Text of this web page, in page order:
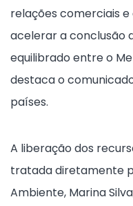
relações comerciais
acelerar a conclusão
equilibrado entre o
destaca o
países.
A liberação dos
tratada diretamente
Ambiente, Marina